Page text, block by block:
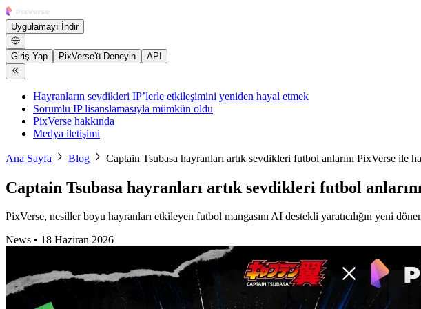
Uygulamayı İndir
Giriş Yap PixVerse'ü Deneyin API
Hayranların sevdikleri IP’lerle etkileşimini yeniden hayal etmek
Sorumlu IP lisanslamasıyla mümkün oldu
PixVerse hakkında
Medya iletişimi
Ana Sayfa Blog Captain Tsubasa hayranları artık sevdikleri futbol anlarını PixVerse ile
Captain Tsubasa hayranları artık sevdikleri futbol
PixVerse, nesiller boyu hayranları etkileyen futbol mangasını AI destekli yaratıcılığın yeni
News • 18 Haziran 2026